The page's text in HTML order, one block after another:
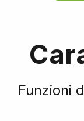
Funzioni